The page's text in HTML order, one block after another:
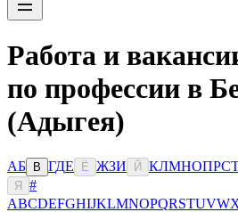
Работа и
по профессии в
(Адыгея)
АБ В ГДЕ Ё ЖЗИ Й КЛМНОПРС
Я
#
ABCDEFGHIJKLMNOPQRSTUVW